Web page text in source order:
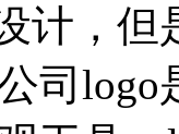
计，
司